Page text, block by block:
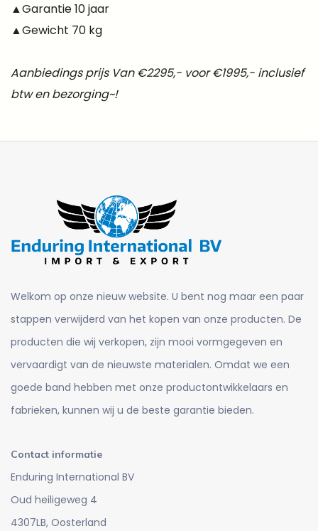
▲Garantie 10 jaar
▲Gewicht 70 kg
Aanbiedings prijs Van €2295,- voor €1995,- inclusief
btw en bezorging~!
Welkom op onze nieuw website. U bent nog maar een paar
stappen verwijderd van het kopen van onze producten. De
producten die wij verkopen, zijn mooi vormgegeven en
vervaardigt van de nieuwste materialen. Omdat we een
goede band hebben met onze productontwikkelaars en
fabrieken, kunnen wij u de beste garantie bieden.
Contact informatie
Enduring International BV
Oud heiligeweg 4
4307LB, Oosterland